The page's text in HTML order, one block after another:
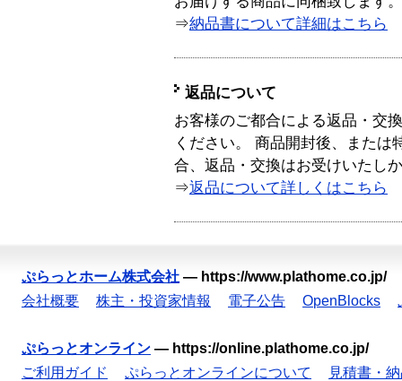
⇒納品書について詳細はこちら
返品について
お客様のご都合による返品・交
ください。 商品開封後、または
合、返品・交換はお受けいたし
⇒返品について詳しくはこちら
ぷらっとホーム株式会社 — https://www.plathome.co.jp/
会社概要
株主・投資家情報 電子公告 OpenBlocks
ぷらっとオンライン — https://online.plathome.co.jp/
ご利用ガイド
ぷらっとオンラインについて
見積書・